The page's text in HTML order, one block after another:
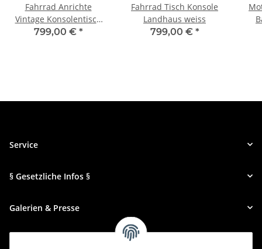
Fahrrad Anrichte
Vintage Konsolentisch
185 cm
799,00 € *
Fahrrad Tisch Konsole
Landhaus weiss
799,00 € *
Service
§ Gesetzliche Infos §
Galerien & Presse